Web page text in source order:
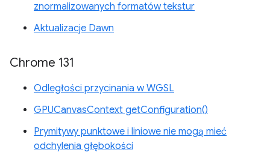
znormalizowanych formatów tekstur
Aktualizacje Dawn
Chrome 131
Odległości przycinania w WGSL
GPUCanvasContext getConfiguration()
Prymitywy punktowe i liniowe nie mogą mieć
odchylenia głębokości